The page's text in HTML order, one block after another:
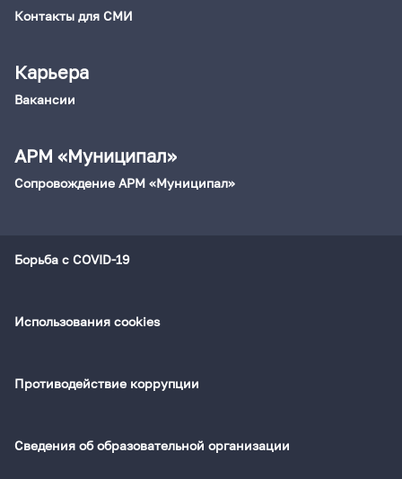
Контакты для СМИ
Карьера
Вакансии
АРМ «Муниципал»
Сопровождение АРМ «Муниципал»
Борьба с COVID-19
Использования cookies
Противодействие коррупции
Сведения об образовательной организации